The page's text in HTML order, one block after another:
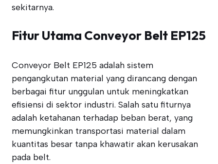
sekitarnya.
Fitur Utama Conveyor Belt EP125
Conveyor Belt EP125 adalah sistem
pengangkutan material yang dirancang dengan
berbagai fitur unggulan untuk meningkatkan
efisiensi di sektor industri. Salah satu fiturnya
adalah ketahanan terhadap beban berat, yang
memungkinkan transportasi material dalam
kuantitas besar tanpa khawatir akan kerusakan
pada belt.